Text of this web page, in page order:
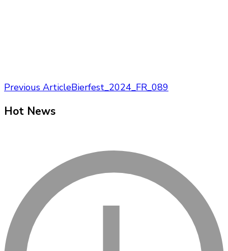
Post
Navigation
Previous ArticleBierfest_2024_FR_089
Hot News